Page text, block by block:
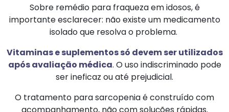
Sobre remédio para fraqueza em idosos, é
importante esclarecer: não existe um medicamento
isolado que resolva o problema.
Vitaminas e suplementos só devem ser utilizados
após avaliação médica. O uso indiscriminado pode
ser ineficaz ou até prejudicial.
O tratamento para sarcopenia é construído com